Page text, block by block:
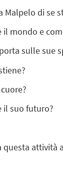
Malpelo di se
il mondo e
sulle sue
il suo futuro?
questa attività